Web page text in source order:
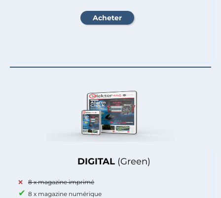
DIGITAL (Green)
8 x magazine imprimé
8 x magazine numérique